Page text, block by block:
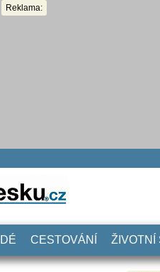
Reklama:
CESTOVÁNÍ ŽIVOTNÍ